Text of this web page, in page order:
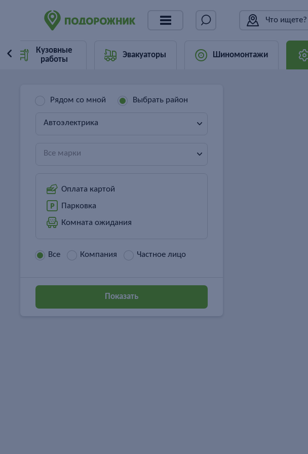
Что ищете?
Кузовные
работы
Эвакуаторы Шиномонтажи
Рядом со мной Выбрать район
Автоэлектрика
Все марки
Оплата картой
Парковка
Комната ожидания
Все Компания Частное лицо
Показать